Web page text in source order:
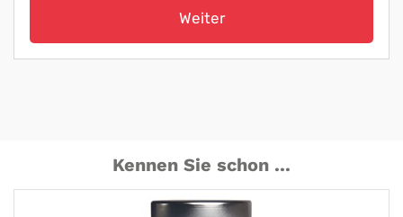
Weiter
Kennen Sie schon ...